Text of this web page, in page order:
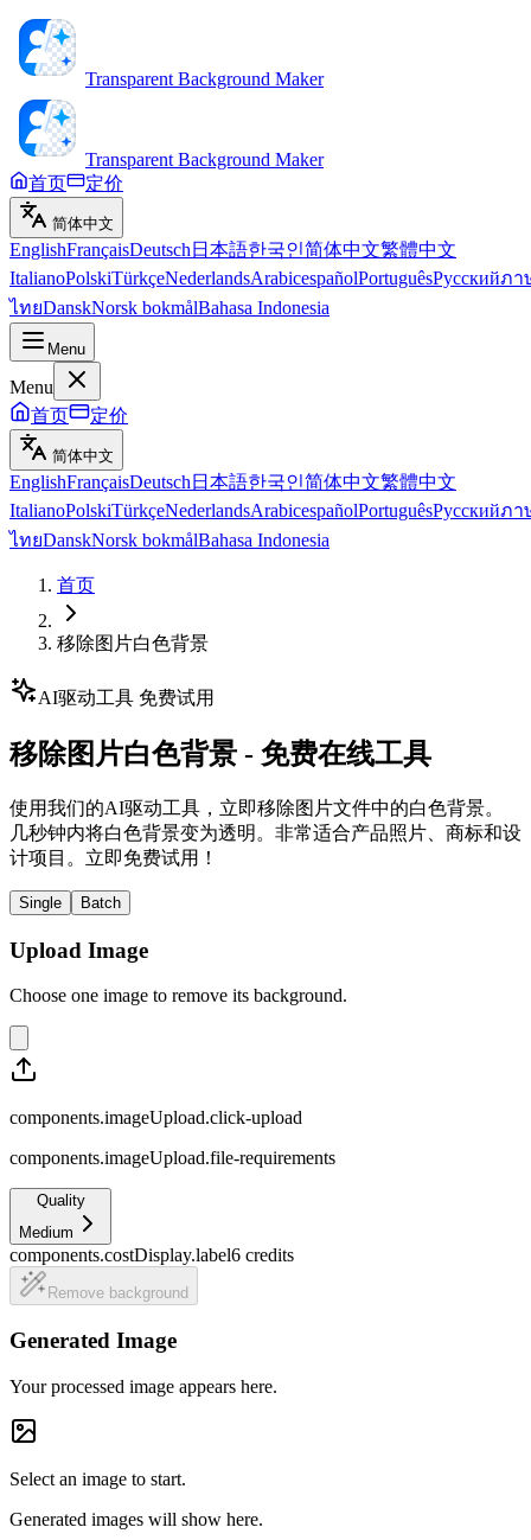
Transparent Background Maker
Transparent Background Maker
首页
定价
简体中文
EnglishFrançaisDeutsch 日本語한국인简体中文繁體中文
ItalianoPolskiTürkçeNederlandsArabicespañolPortuguêsРусскийภา
ไทยDanskNorsk bokmålBahasa Indonesia
Menu
Menu
首页
定价
简体中文
EnglishFrançaisDeutsch 日本語한국인简体中文繁體中文
ItalianoPolskiTürkçeNederlandsArabicespañolPortuguêsРусскийภา
ไทยDanskNorsk bokmålBahasa Indonesia
首页
移除图片白色背景
AI驱动工具 免费试用
移除图片白色背景 - 免费在线工具
使用我们的AI驱动工具，立即移除图片文件中的白色背景。
几秒钟内将白色背景变为透明。非常适合产品照片、商标和设
计项目。立即免费试用！
Single Batch
Upload Image
Choose one image to remove its background.
components.imageUpload.click-upload
components.imageUpload.file-requirements
Quality
Medium
components.costDisplay.label6 credits
Remove background
Generated Image
Your processed image appears here.
Select an image to start.
Generated images will show here.